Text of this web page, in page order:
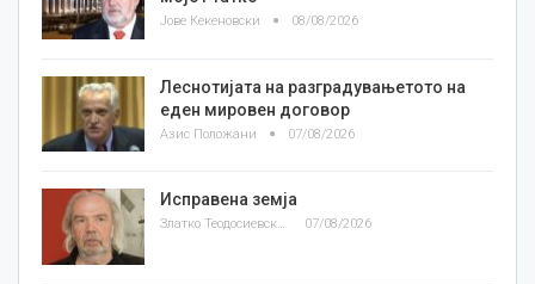
Јове Кекеновски 08/08/2026
Леснотијата на разградувањетото на
еден мировен договор
Азис Положани 07/08/2026
Исправена земја
Златко Теодосиевски 07/08/2026